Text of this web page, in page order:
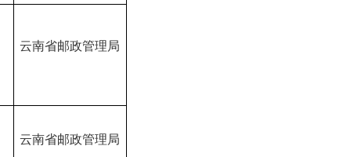
云南省邮政管理局
云南省邮政管理局